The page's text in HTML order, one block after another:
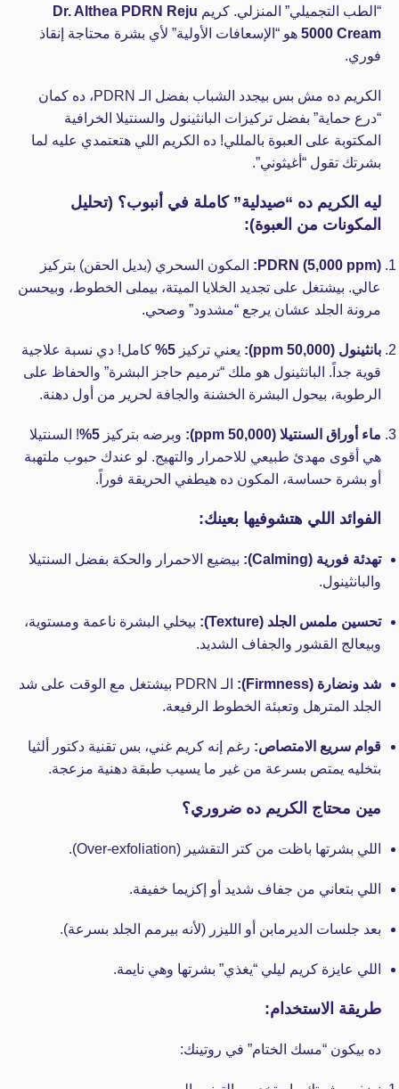
“الطب التجميلي” المنزلي. كريم Dr. Althea PDRN Reju
5000 Cream هو “الإسعافات الأولية” لأي بشرة محتاجة إنقاذ
فوري.
الكريم ده مش بس بيجدد الشباب بفضل الـ PDRN، ده كمان
“درع حماية” بفضل تركيزات البانثينول والسنتيلا الخرافية
المكتوبة على العبوة بالمللي! ده الكريم اللي هتعتمدي عليه لما
بشرتك تقول “أغيثوني”.
ليه الكريم ده “صيدلية” كاملة في أنبوب؟ (تحليل
المكونات من العبوة):
PDRN (5,000 ppm):
المكون السحري (بديل الحقن) بتركيز
عالي. بيشتغل على تجديد الخلايا الميتة، بيملى الخطوط، وبيحسن
مرونة الجلد عشان يرجع “مشدود” وصحي.
بانثينول (50,000 ppm): يعني تركيز 5%
كامل! دي نسبة علاجية
قوية جداً. البانثينول هو ملك “ترميم حاجز البشرة” والحفاظ على
الرطوبة، بيحول البشرة الخشنة والجافة لحرير من أول دهنة.
ماء أوراق السنتيلا (50,000 ppm): وبرضه بتركيز 5%
! السنتيلا
هي أقوى مهدئ طبيعي للاحمرار والتهيج. لو عندك حبوب ملتهبة
أو بشرة حساسة، المكون ده هيطفي الحريقة فوراً.
الفوائد اللي هتشوفيها بعينك:
تهدئة فورية (Calming):
بيضيع الاحمرار والحكة بفضل السنتيلا
والبانثينول.
تحسين ملمس الجلد (Texture):
بيخلي البشرة ناعمة ومستوية،
وبيعالج القشور والجفاف الشديد.
شد ونضارة (Firmness):
الـ PDRN بيشتغل مع الوقت على شد
الجلد المترهل وتعبئة الخطوط الرفيعة.
قوام سريع الامتصاص: رغم إنه كريم غني، بس تقنية دكتور ألثيا
بتخليه يمتص بسرعة من غير ما يسيب طبقة دهنية مزعجة.
مين محتاج الكريم ده ضروري؟
اللي بشرتها باظت من كتر التقشير (Over-exfoliation).
اللي بتعاني من جفاف شديد أو إكزيما خفيفة.
بعد جلسات الديرمابن أو الليزر (لأنه بيرمم الجلد بسرعة).
اللي عايزة كريم ليلي “يغذي” بشرتها وهي نايمة.
طريقة الاستخدام:
ده بيكون “مسك الختام” في روتينك: